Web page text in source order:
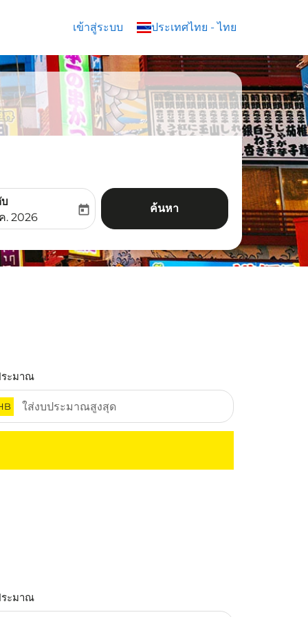
เข้าสู่ระบบ ประเทศไทย - ไทย
keyboard_arrow_down
labelreturn-date-aria-label
. 2026
today ค้นหา
ะมาณ
ะมาณ